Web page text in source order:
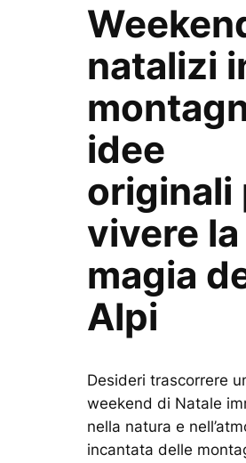
natalizi
idee
originali
vivere la
magia
Alpi
Desideri trascorrere
weekend di Natale
nella natura e
incantata delle